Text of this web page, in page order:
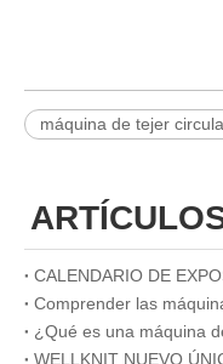
máquina de tejer